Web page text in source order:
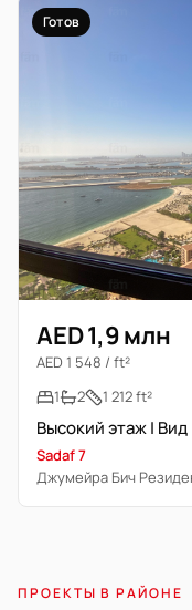
Готов
AED 1,9 млн
AED 1 548 / ft²
1
2 1 212 ft²
Sadaf 7
Джумейра Бич
ПРОЕКТЫ В РАЙОНЕ